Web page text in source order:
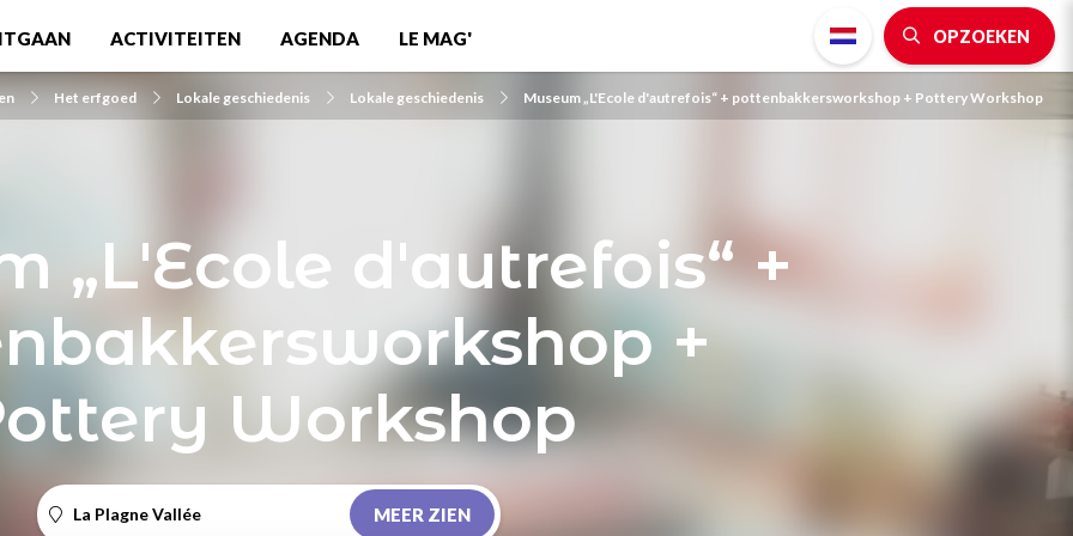
ACTIVITEITEN AGENDA LE MAG' OPZOEKEN
Het erfgoed Lokale geschiedenis Lokale geschiedenis Museum „L'Ecole d'autrefois“ + pottenbakkersworkshop + Pottery Workshop
„L'Ecole d'autrefois“ +
+
Workshop
La Plagne Vallée MEER ZIEN